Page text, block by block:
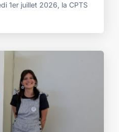
1er juillet 2026, la CPTS